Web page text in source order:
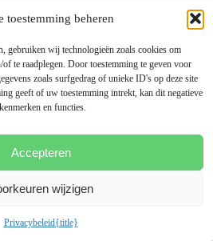
toestemming beheren
gebruiken wij technologieën zoals cookies om
of te raadplegen. Door toestemming te geven voor
zoals surfgedrag of unieke ID's op deze site
geeft of uw toestemming intrekt, kan dit negatieve
en functies.
Accepteren
wijzigen
Privacybeleid{title}
werkt
2020|Burnout terugval voorkomen
zegt, moet ook B zeggen. Ik ben er
eerlijk toe dat het me ver...